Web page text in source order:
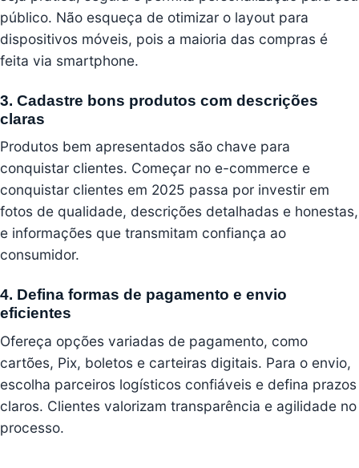
público. Não esqueça de otimizar o layout para
dispositivos móveis, pois a maioria das compras é
feita via smartphone.
3. Cadastre bons produtos com descrições
claras
Produtos bem apresentados são chave para
conquistar clientes. Começar no e-commerce e
conquistar clientes em 2025 passa por investir em
fotos de qualidade, descrições detalhadas e honestas,
e informações que transmitam confiança ao
consumidor.
4. Defina formas de pagamento e envio
eficientes
Ofereça opções variadas de pagamento, como
cartões, Pix, boletos e carteiras digitais. Para o envio,
escolha parceiros logísticos confiáveis e defina prazos
claros. Clientes valorizam transparência e agilidade no
processo.